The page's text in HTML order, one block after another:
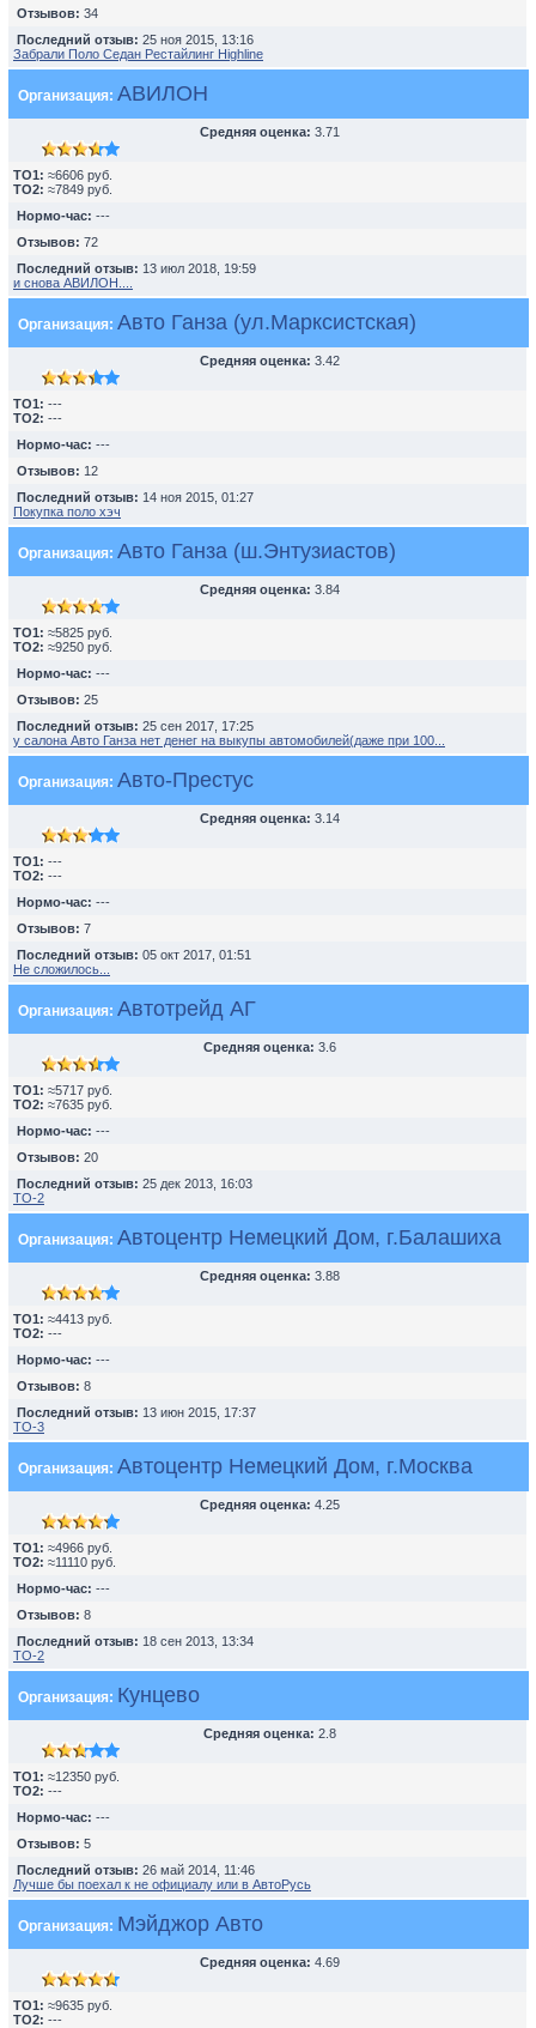
Отзывов: 34
Последний отзыв: 25 ноя 2015, 13:16
Забрали Поло Седан Рестайлинг Highline
Организация: АВИЛОН
Средняя оценка: 3.71
TO1: ≈6606 руб.
TO2: ≈7849 руб.
Нормо-час: ---
Отзывов: 72
Последний отзыв: 13 июл 2018, 19:59
и снова АВИЛОН....
Организация: Авто Ганза (ул.Марксистская)
Средняя оценка: 3.42
TO1: ---
TO2: ---
Нормо-час: ---
Отзывов: 12
Последний отзыв: 14 ноя 2015, 01:27
Покупка поло хэч
Организация: Авто Ганза (ш.Энтузиастов)
Средняя оценка: 3.84
TO1: ≈5825 руб.
TO2: ≈9250 руб.
Нормо-час: ---
Отзывов: 25
Последний отзыв: 25 сен 2017, 17:25
у салона Авто Ганза нет денег на выкупы автомобилей(даже при 100...
Организация: Авто-Престус
Средняя оценка: 3.14
TO1: ---
TO2: ---
Нормо-час: ---
Отзывов: 7
Последний отзыв: 05 окт 2017, 01:51
Не сложилось...
Организация: Автотрейд АГ
Средняя оценка: 3.6
TO1: ≈5717 руб.
TO2: ≈7635 руб.
Нормо-час: ---
Отзывов: 20
Последний отзыв: 25 дек 2013, 16:03
ТО-2
Организация: Автоцентр Немецкий Дом, г.Балашиха
Средняя оценка: 3.88
TO1: ≈4413 руб.
TO2: ---
Нормо-час: ---
Отзывов: 8
Последний отзыв: 13 июн 2015, 17:37
ТО-3
Организация: Автоцентр Немецкий Дом, г.Москва
Средняя оценка: 4.25
TO1: ≈4966 руб.
TO2: ≈11110 руб.
Нормо-час: ---
Отзывов: 8
Последний отзыв: 18 сен 2013, 13:34
TO-2
Организация: Кунцево
Средняя оценка: 2.8
TO1: ≈12350 руб.
TO2: ---
Нормо-час: ---
Отзывов: 5
Последний отзыв: 26 май 2014, 11:46
Лучше бы поехал к не официалу или в АвтоРусь
Организация: Мэйджор Авто
Средняя оценка: 4.69
TO1: ≈9635 руб.
TO2: ---